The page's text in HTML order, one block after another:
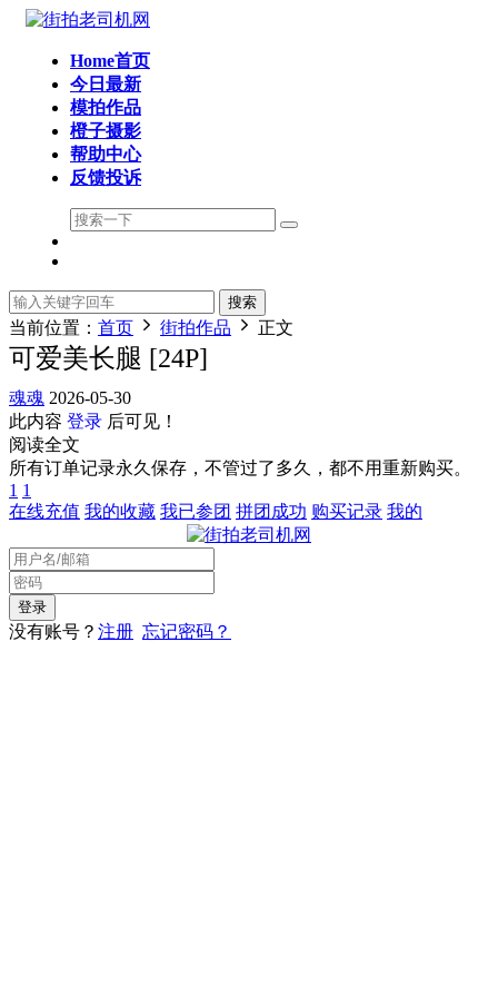
Home首页
今日最新
模拍作品
橙子摄影
帮助中心
反馈投诉
搜索
当前位置： 首页 街拍作品 正文
可爱美长腿 [24P]
魂魂 2026-05-30
此内容 登录 后可见！
阅读全文
所有订单记录永久保存，不管过了多久，都不用重新购买。
1 1
在线充值 我的收藏 我已参团 拼团成功 购买记录 我的
没有账号？ 注册 忘记密码？